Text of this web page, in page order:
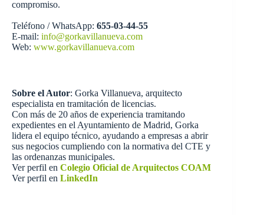
compromiso.
Teléfono / WhatsApp: 655-03-44-55
E-mail: info@gorkavillanueva.com
Web: www.gorkavillanueva.com
Sobre el Autor: Gorka Villanueva, arquitecto
especialista en tramitación de licencias.
Con más de 20 años de experiencia tramitando
expedientes en el Ayuntamiento de Madrid, Gorka
lidera el equipo técnico, ayudando a empresas a abrir
sus negocios cumpliendo con la normativa del CTE y
las ordenanzas municipales.
Ver perfil en Colegio Oficial de Arquitectos COAM
Ver perfil en LinkedIn